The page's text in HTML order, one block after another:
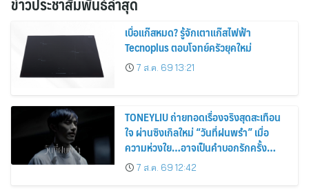
เบื่อแก๊สหมด? รู้จักเตาแก๊สไฟฟ้า
Tecnoplus ตอบโจทย์ครัวยุคใหม่
7 ส.ค. 69 13:21
TONEYLIU ถ่ายทอดเรื่องจริงสุดสะเทือน
ใจ ผ่านซิงเกิลใหม่ “วันที่ฝนพรำ” เมื่อ
ความห่วงใย…อาจเป็นคำบอกรักครั้ง
สุดท้าย
7 ส.ค. 69 12:42